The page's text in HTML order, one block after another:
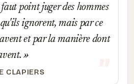
point juger des hommes
ignorent, mais par ce
et par la manière dont
CLAPIERS